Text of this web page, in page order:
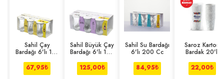
Sahil Çay
Bardağı 6'lı 110
67,95₺
Sahil Büyük Çay
Bardağı 6'lı 165
125,00₺
Sahil Su Bardağı
6'lı 200 Cc
84,95₺
Saroz Karton
Bardak 20'li
22,00₺